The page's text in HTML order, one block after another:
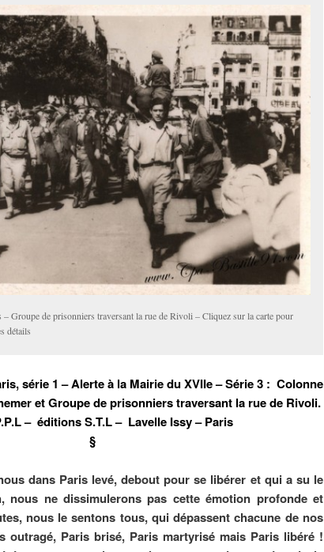
Groupe de prisonniers traversant la rue de Rivoli – Cliquez sur la carte pour
détails
série 1 – Alerte à la Mairie du XVIIe – Série 3 : Colonne
et Groupe de prisonniers traversant la rue de Rivoli.
– éditions S.T.L – Lavelle Issy – Paris
§
dans Paris levé, debout pour se libérer et qui a su le
nous ne dissimulerons pas cette émotion profonde et
nous le sentons tous, qui dépassent chacune de nos
outragé, Paris brisé, Paris martyrisé mais Paris libéré !